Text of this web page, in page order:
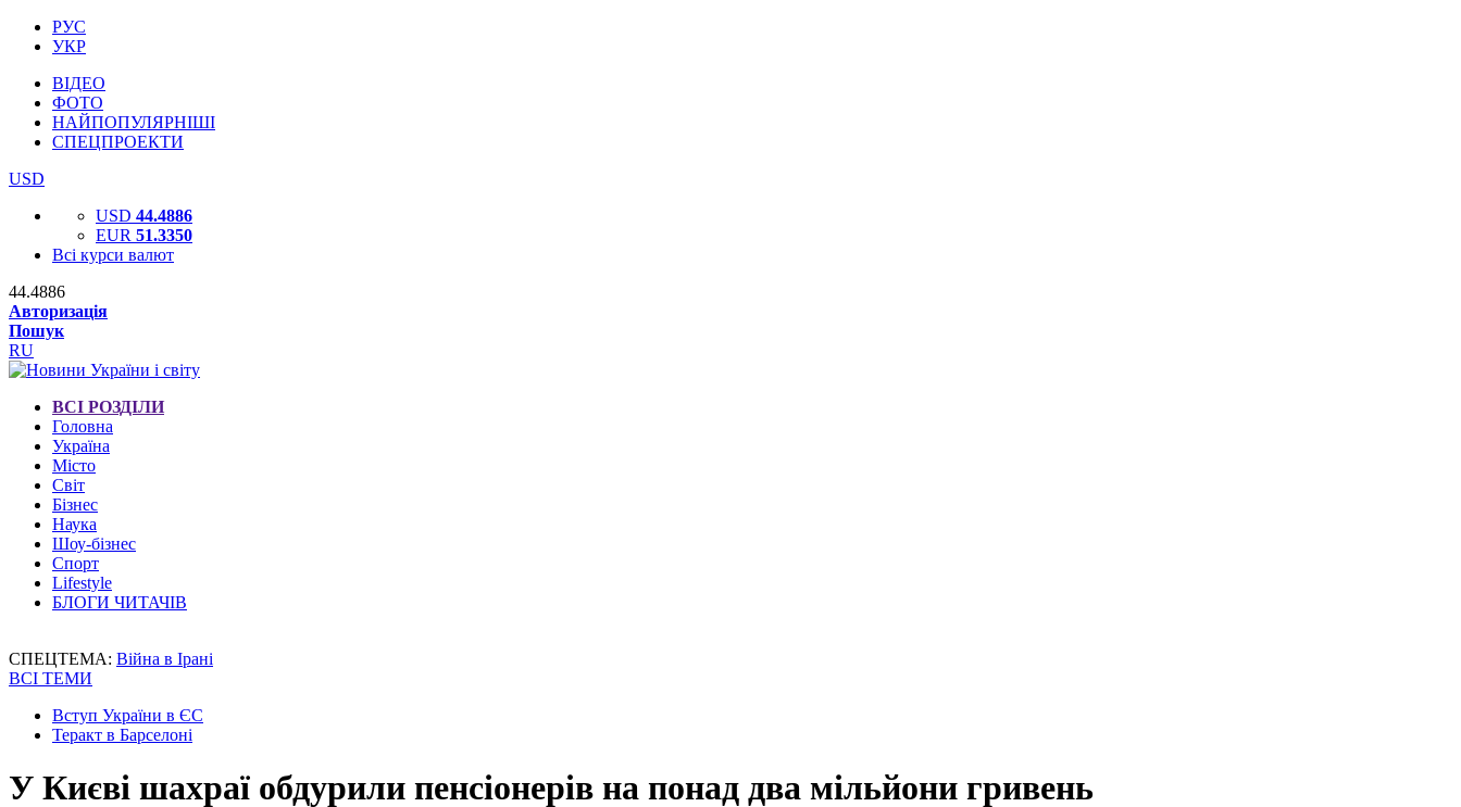
РУС
УКР
ВІДЕО
ФОТО
НАЙПОПУЛЯРНІШІ
СПЕЦПРОЕКТИ
USD
USD 44.4886
EUR 51.3350
Всі курси валют
44.4886
Авторизація
Пошук
RU
ВСІ РОЗДІЛИ
Головна
Україна
Місто
Світ
Бізнес
Наука
Шоу-бізнес
Спорт
Lifestyle
БЛОГИ ЧИТАЧІВ
СПЕЦТЕМА: Війна в Ірані
ВСІ ТЕМИ
Вступ України в ЄС
Теракт в Барселоні
У Києві шахраї обдурили пенсіонерів на понад два мільйони гривень